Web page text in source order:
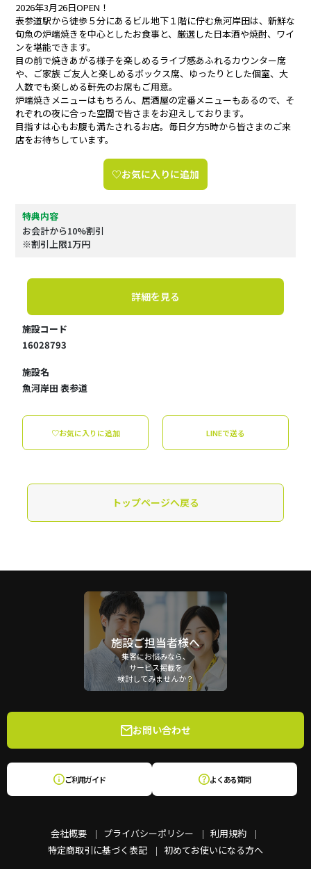
2026年3月26日OPEN！
表参道駅から徒歩５分にあるビル地下１階に佇む魚河岸田は、新鮮な
旬魚の炉端焼きを中心としたお食事と、厳選した日本酒や焼酎、ワイ
ンを堪能できます。
目の前で焼きあがる様子を楽しめるライブ感あふれるカウンター席
や、ご家族 ご友人と楽しめるボックス席、ゆったりとした個室、大
人数でも楽しめる軒先のお席もご用意。
炉端焼きメニューはもちろん、居酒屋の定番メニューもあるので、そ
れぞれの夜に合った空間で皆さまをお迎えしております。
目指すは心もお腹も満たされるお店。毎日夕方5時から皆さまのご来
店をお待ちしています。
♡お気に入りに追加
特典内容
お会計から10%割引
※割引上限1万円
詳細を見る
施設コード
16028793
施設名
魚河岸田 表参道
♡お気に入りに追加 LINEで送る
トップページへ戻る
施設ご担当者様へ
集客にお悩みなら、
サービス掲載を
検討してみませんか？
会社概要 プライバシーポリシー
利用規約
特定商取引に基づく表記
初めてお使いになる方へ
お問い合わせ
ご利用ガイド よくある質問